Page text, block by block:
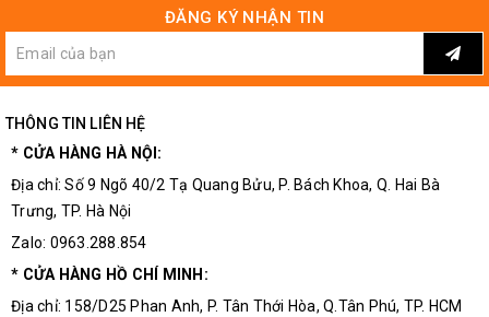
ĐĂNG KÝ NHẬN TIN
THÔNG TIN LIÊN HỆ
* CỬA HÀNG HÀ NỘI:
Địa chỉ: Số 9 Ngõ 40/2 Tạ Quang Bửu, P. Bách Khoa, Q. Hai Bà
Trưng, TP. Hà Nội
Zalo: 0963.288.854
* CỬA HÀNG HỒ CHÍ MINH:
Địa chỉ: 158/D25 Phan Anh, P. Tân Thới Hòa, Q.Tân Phú, TP. HCM